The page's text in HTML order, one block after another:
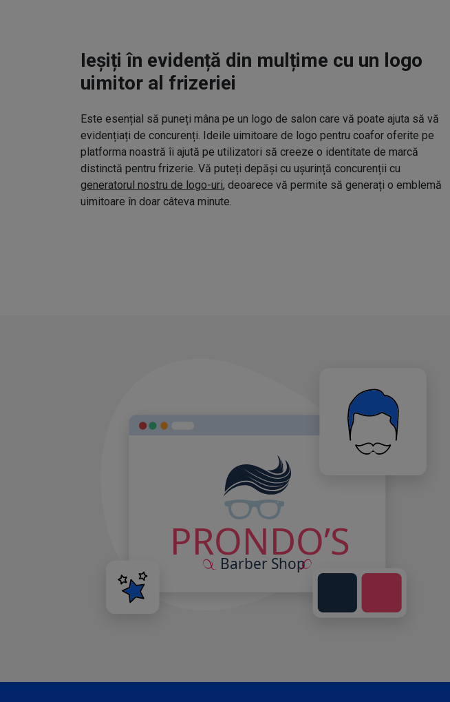
Ieșiți în evidență din mulțime cu un logo
uimitor al frizeriei
Este esențial să puneți mâna pe un logo de salon care vă poate ajuta să vă
evidențiați de concurenți. Ideile uimitoare de logo pentru coafor oferite pe
platforma noastră îi ajută pe utilizatori să creeze o identitate de marcă
distinctă pentru frizerie. Vă puteți depăși cu ușurință concurenții cu
generatorul nostru de logo-uri, deoarece vă permite să generați o emblemă
uimitoare în doar câteva minute.